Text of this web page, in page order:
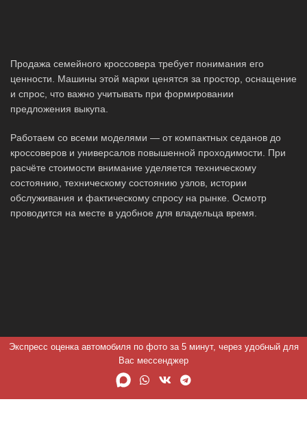
Продажа семейного кроссовера требует понимания его
ценности. Машины этой марки ценятся за простор, оснащение
и спрос, что важно учитывать при формировании
предложения выкупа.
Работаем со всеми моделями — от компактных седанов до
кроссоверов и универсалов повышенной проходимости. При
расчёте стоимости внимание уделяется техническому
состоянию, техническому состоянию узлов, истории
обслуживания и фактическому спросу на рынке. Осмотр
проводится на месте в удобное для владельца время.
Экспресс оценка автомобиля по фото за 5 минут, через удобный для
Вас мессенджер